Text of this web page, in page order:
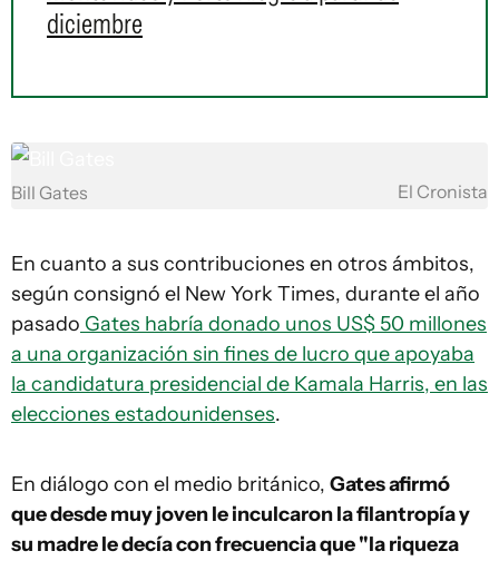
diciembre
Bill Gates El Cronista
En cuanto a sus contribuciones en otros ámbitos,
según consignó el New York Times, durante el año
pasado Gates habría donado unos US$ 50 millones
a una organización sin fines de lucro que apoyaba
la candidatura presidencial de Kamala Harris, en las
elecciones estadounidenses.
En diálogo con el medio británico, Gates afirmó
que desde muy joven le inculcaron la filantropía y
su madre le decía con frecuencia que "la riqueza